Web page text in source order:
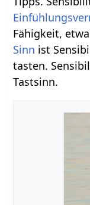
Fähigkeit,
Sinn ist
tasten.
Tastsinn.